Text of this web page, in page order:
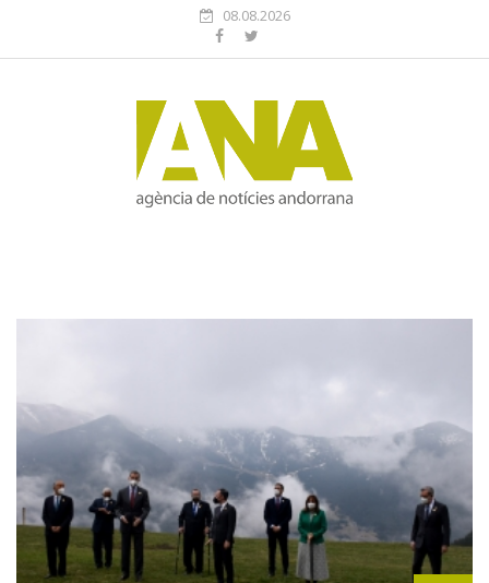
08.08.2026